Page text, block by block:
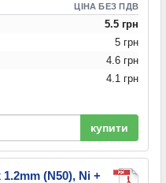
ЦІНА БЕЗ ПДВ
5.5 грн
5 грн
4.6 грн
4.1 грн
купити
1.2mm (N50), Ni +